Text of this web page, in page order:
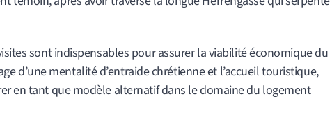
sont indispensables pour assurer la viabilité économique du
d’une mentalité d’entraide chrétienne et l’accueil touristique,
en tant que modèle alternatif dans le domaine du logement